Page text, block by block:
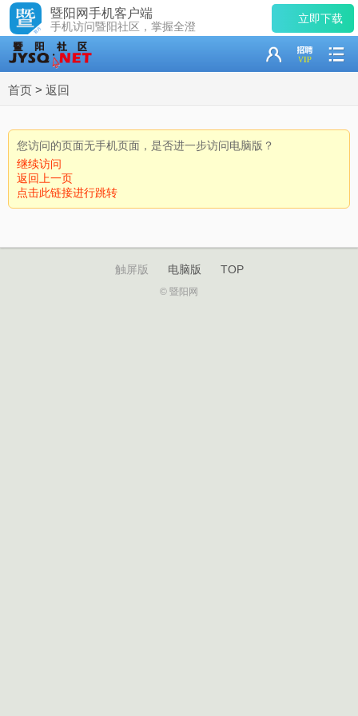
暨阳网手机客户端
手机访问暨阳社区，掌握全澄
立即下载
首页 > 返回
您访问的页面无手机页面，是否进一步访问电脑版？
继续访问
返回上一页
点击此链接进行跳转
触屏版 电脑版 TOP
© 暨阳网